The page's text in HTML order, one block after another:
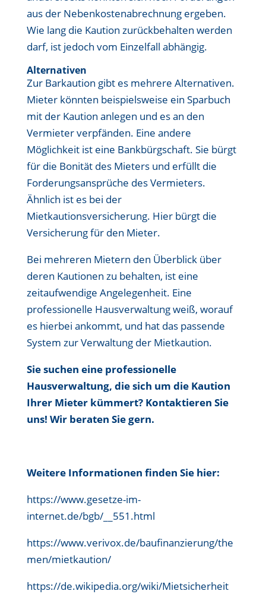
aus der Nebenkostenabrechnung ergeben.
Wie lang die Kaution zurückbehalten werden
darf, ist jedoch vom Einzelfall abhängig.
Alternativen
Zur Barkaution gibt es mehrere Alternativen.
Mieter könnten beispielsweise ein Sparbuch
mit der Kaution anlegen und es an den
Vermieter verpfänden. Eine andere
Möglichkeit ist eine Bankbürgschaft. Sie bürgt
für die Bonität des Mieters und erfüllt die
Forderungsansprüche des Vermieters.
Ähnlich ist es bei der
Mietkautionsversicherung. Hier bürgt die
Versicherung für den Mieter.
Bei mehreren Mietern den Überblick über
deren Kautionen zu behalten, ist eine
zeitaufwendige Angelegenheit. Eine
professionelle Hausverwaltung weiß, worauf
es hierbei ankommt, und hat das passende
System zur Verwaltung der Mietkaution.
Sie suchen eine professionelle
Hausverwaltung, die sich um die Kaution
Ihrer Mieter kümmert? Kontaktieren Sie
uns! Wir beraten Sie gern.
Weitere Informationen finden Sie hier:
https://www.gesetze-im-
internet.de/bgb/__551.html
https://www.verivox.de/baufinanzierung/the
men/mietkaution/
https://de.wikipedia.org/wiki/Mietsicherheit